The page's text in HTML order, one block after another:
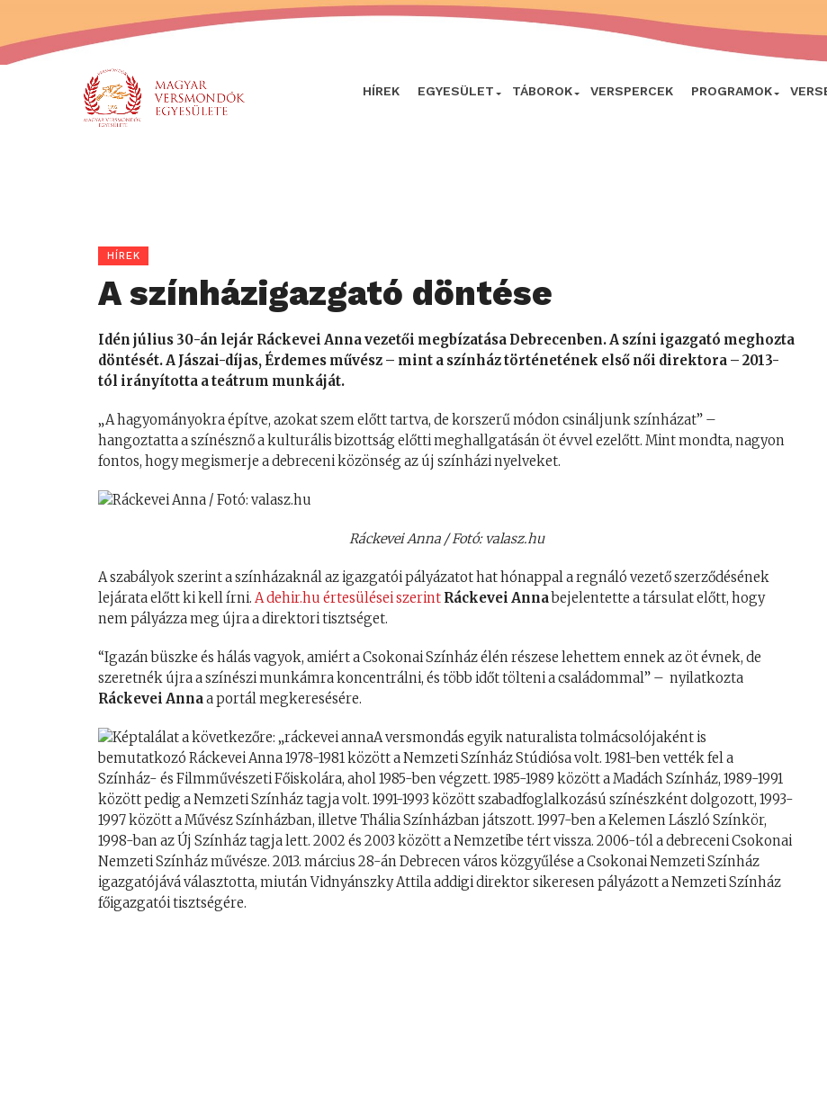
HÍREK EGYESÜLET TÁBOROK VERSPERCEK PROGRAMOK
HÍREK
A színházigazgató döntése
Idén július 30-án lejár Ráckevei Anna vezetői megbízatása Debrecenben. A színi igazgató meghozta
döntését. A Jászai-díjas, Érdemes művész – mint a színház történetének első női direktora – 2013-
tól irányította a teátrum munkáját.
„A hagyományokra építve, azokat szem előtt tartva, de korszerű módon csináljunk színházat” –
hangoztatta a színésznő a kulturális bizottság előtti meghallgatásán öt évvel ezelőtt. Mint mondta, nagyon
fontos, hogy megismerje a debreceni közönség az új színházi nyelveket.
Ráckevei Anna / Fotó: valasz.hu
A szabályok szerint a színházaknál az igazgatói pályázatot hat hónappal a regnáló vezető szerződésének
lejárata előtt ki kell írni.A dehir.hu értesülései szerint Ráckevei Annabejelentette a társulat előtt, hogy
nem pályázza meg újra a direktori tisztséget.
“Igazán büszke és hálás vagyok, amiért a Csokonai Színház élén részese lehettem ennek az öt évnek, de
szeretnék újra a színészi munkámra koncentrálni, és több időt tölteni a családommal” – nyilatkozta
Ráckevei Annaa portál megkeresésére.
A versmondás egyik naturalista tolmácsolójaként is
bemutatkozó Ráckevei Anna 1978-1981 között a Nemzeti Színház Stúdiósa volt. 1981-ben vették fel a
Színház- és Filmművészeti Főiskolára, ahol 1985-ben végzett. 1985-1989 között a Madách Színház, 1989-1991
között pedig a Nemzeti Színház tagja volt. 1991-1993 között szabadfoglalkozású színészként dolgozott, 1993-
1997 között a Művész Színházban, illetve Thália Színházban játszott. 1997-ben a Kelemen László Színkör,
1998-ban az Új Színház tagja lett. 2002 és 2003 között a Nemzetibe tért vissza. 2006-tól a debreceni Csokonai
Nemzeti Színház művésze. 2013. március 28-án Debrecen város közgyűlése a Csokonai Nemzeti Színház
igazgatójává választotta, miután Vidnyánszky Attila addigi direktor sikeresen pályázott a Nemzeti Színház
főigazgatói tisztségére.